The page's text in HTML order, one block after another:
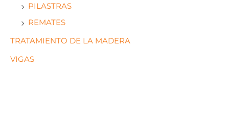
PILASTRAS
REMATES
TRATAMIENTO DE LA MADERA
VIGAS